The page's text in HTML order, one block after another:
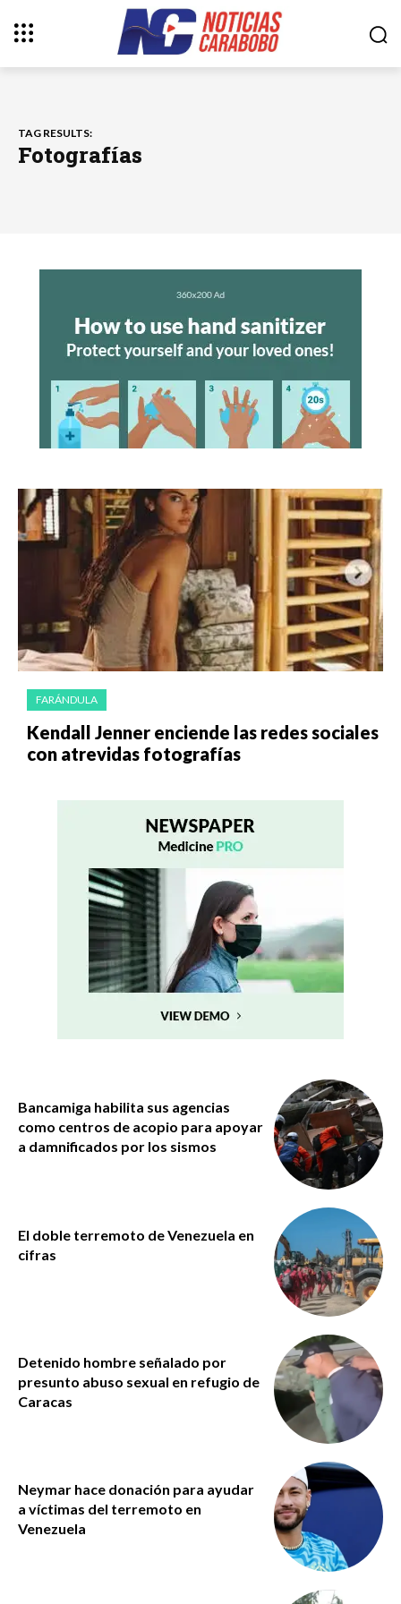
TAG RESULTS:
Fotografías
FARÁNDULA
Kendall Jenner enciende las redes sociales
con atrevidas fotografías
Bancamiga habilita sus agencias
como centros de acopio para apoyar
a damnificados por los sismos
El doble terremoto de Venezuela en
cifras
Detenido hombre señalado por
presunto abuso sexual en refugio de
Caracas
Neymar hace donación para ayudar
a víctimas del terremoto en
Venezuela